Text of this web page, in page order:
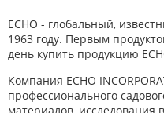
ECHO - глобальный,
1963 году. Первым
день купить продукцию
Компания ECHO
профессионального